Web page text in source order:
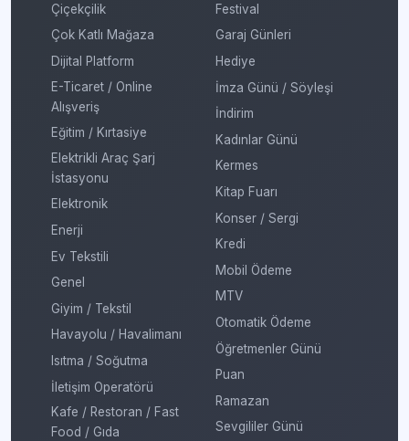
Çiçekçilik
Çok Katlı Mağaza
Dijital Platform
E-Ticaret / Online
Alışveriş
Eğitim / Kırtasiye
Elektrikli Araç Şarj
İstasyonu
Elektronik
Enerji
Ev Tekstili
Genel
Giyim / Tekstil
Havayolu / Havalimanı
Isıtma / Soğutma
İletişim Operatörü
Kafe / Restoran / Fast
Food / Gıda
Festival
Garaj Günleri
Hediye
İmza Günü / Söyleşi
İndirim
Kadınlar Günü
Kermes
Kitap Fuarı
Konser / Sergi
Kredi
Mobil Ödeme
MTV
Otomatik Ödeme
Öğretmenler Günü
Puan
Ramazan
Sevgililer Günü